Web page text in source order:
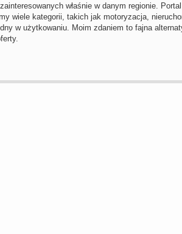
właśnie w danym regionie.
wiele kategorii, takich jak motoryzacja,
w użytkowaniu. Moim zdaniem to fajna